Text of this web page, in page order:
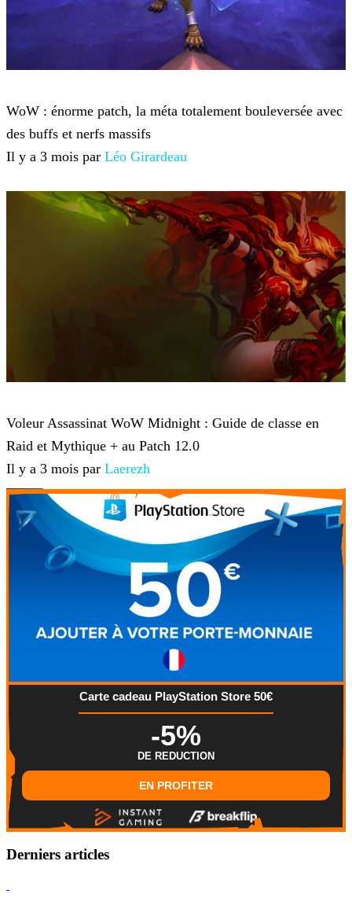
WoW : énorme patch, la méta totalement bouleversée avec
des buffs et nerfs massifs
Il y a 3 mois par Léo Girardeau
Voleur Assassinat WoW Midnight : Guide de classe en
Raid et Mythique + au Patch 12.0
Il y a 3 mois par Laerezh
Carte cadeau PlayStation Store 50€
-5%
DE REDUCTION
EN PROFITER
Derniers articles